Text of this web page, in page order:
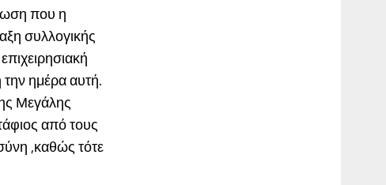
που η
συλλογικής
την ημέρα αυτή.
Μεγάλης
από τους
,καθώς τότε